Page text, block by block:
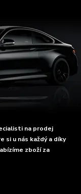
na prodej
si u nás každý a díky
zboží za